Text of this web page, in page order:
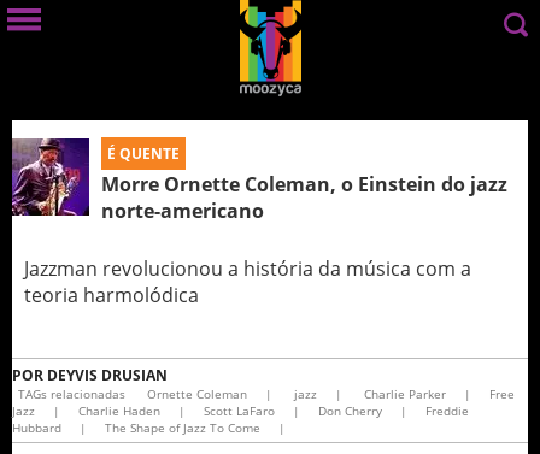
É QUENTE
Morre Ornette Coleman, o Einstein do jazz
norte-americano
Jazzman revolucionou a história da música com a
teoria harmolódica
POR DEYVIS DRUSIAN
TAGs relacionadas Ornette Coleman | jazz | Charlie Parker |
Free
Jazz
| Charlie Haden | Scott LaFaro | Don Cherry |
Freddie
Hubbard
| The Shape of Jazz To Come |